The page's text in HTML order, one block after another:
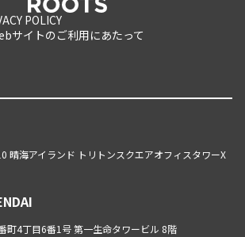
POLICY
サイトのご利用にあたって
晴海アイランド トリトンスクエアオフィスタワーX
町4丁目6番1号 第一生命タワービル 8階